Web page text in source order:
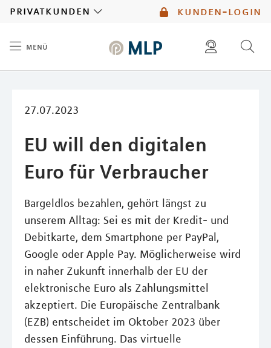
kunden-login
privatkunden
menü
27.07.2023
EU will den digitalen
Euro für Verbraucher
Bargeldlos bezahlen, gehört längst zu
unserem Alltag: Sei es mit der Kredit- und
Debitkarte, dem Smartphone per PayPal,
Google oder Apple Pay. Möglicherweise wird
in naher Zukunft innerhalb der EU der
elektronische Euro als Zahlungsmittel
akzeptiert. Die Europäische Zentralbank
(EZB) entscheidet im Oktober 2023 über
dessen Einführung. Das virtuelle